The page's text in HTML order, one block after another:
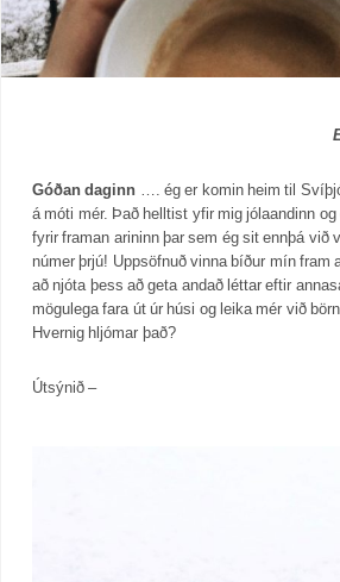
Góðan daginn …. ég er komin heim til
á móti mér. Það helltist yfir mig jólaandinn
fyrir framan arininn þar sem ég sit ennþá við
númer þrjú! Uppsöfnuð vinna bíður mín
að njóta þess að geta andað léttar eftir
mögulega fara út úr húsi og leika mér við
Hvernig hljómar það?
Útsýnið –